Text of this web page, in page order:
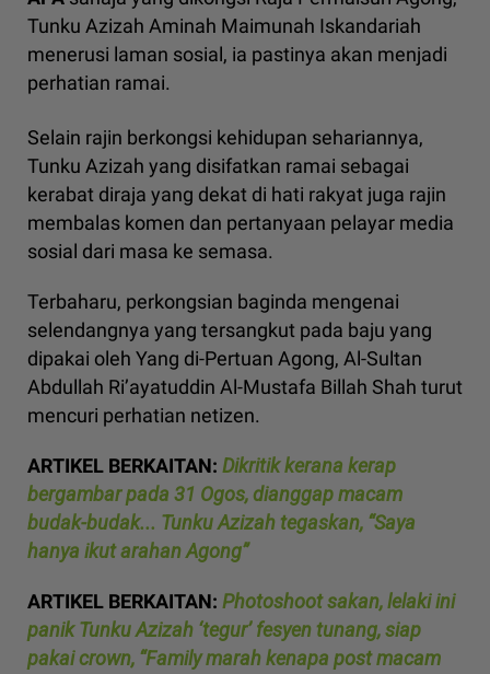
Tunku Azizah Aminah Maimunah Iskandariah
menerusi laman sosial, ia pastinya akan menjadi
perhatian ramai.
Selain rajin berkongsi kehidupan sehariannya,
Tunku Azizah yang disifatkan ramai sebagai
kerabat diraja yang dekat di hati rakyat juga rajin
membalas komen dan pertanyaan pelayar media
sosial dari masa ke semasa.
Terbaharu, perkongsian baginda mengenai
selendangnya yang tersangkut pada baju yang
dipakai oleh Yang di-Pertuan Agong, Al-Sultan
Abdullah Ri’ayatuddin Al-Mustafa Billah Shah turut
mencuri perhatian netizen.
ARTIKEL BERKAITAN: Dikritik kerana kerap
bergambar pada 31 Ogos, dianggap macam
budak-budak... Tunku Azizah tegaskan, “Saya
hanya ikut arahan Agong”
ARTIKEL BERKAITAN: Photoshoot sakan, lelaki ini
panik Tunku Azizah ‘tegur’ fesyen tunang, siap
pakai crown, “Family marah kenapa post macam